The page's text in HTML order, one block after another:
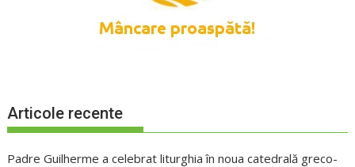
Articole recente
Padre Guilherme a celebrat liturghia în noua catedrală greco-